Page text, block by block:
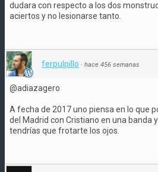
dudara con respecto a los dos
aciertos y no lesionarse tanto.
ferpulpillo · hace 456 semanas
@adiazagero
A fecha de 2017 uno piensa en lo que
del Madrid con Cristiano en una banda
tendrías que frotarte los ojos.